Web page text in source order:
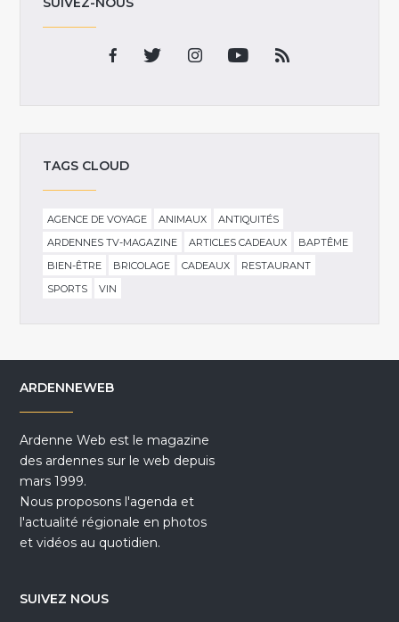
TAGS CLOUD
AGENCE DE VOYAGE ANIMAUX
ANTIQUITÉS
ARDENNES TV-MAGAZINE
ARTICLES CADEAUX
BAPTÊME
BIEN-ÊTRE
BRICOLAGE CADEAUX
RESTAURANT
SPORTS
VIN
ARDENNEWEB
Ardenne Web est le magazine
des ardennes sur le web depuis
mars 1999.
Nous proposons l'agenda et
l'actualité régionale en photos
et vidéos au quotidien.
SUIVEZ NOUS